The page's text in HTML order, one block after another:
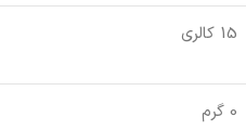
15 کالری
0 گرم